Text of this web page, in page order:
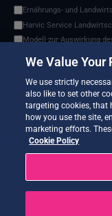
Ernährungs- und
Harvic Service
Modell zur Auswirkung
NOAA Nationale Zentren
Projekt zum Vergleich
SEEDS-
USGS EROS-Archiv
Verteiltes Aktives
Zwischenstaatlicher
We Value Your
We use strictly
also like to set other
targeting cookies, that
how you use the site,
marketing efforts.
Cookie Policy